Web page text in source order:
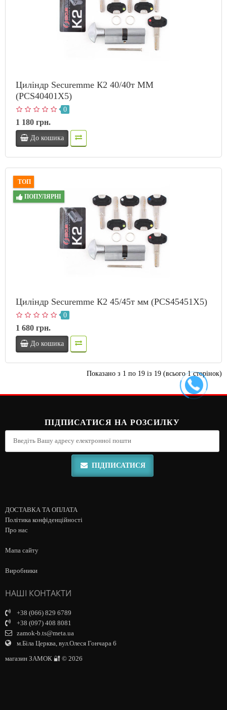
Циліндр Securemme К2 40/40т ММ
(PCS40401X5)
0
1 180 грн.
До кошика
ТОП
ПОПУЛЯРНІ
Циліндр Securemme К2 45/45т мм (PCS45451X5)
0
1 680 грн.
До кошика
Показано з 1 по 19 із 19 (всього 1 сторінок)
ПІДПИСАТИСЯ НА РОЗСИЛКУ
ПІДПИСАТИСЯ
ДОСТАВКА ТА ОПЛАТА
Політика конфіденційності
Про нас
Мапа сайту
Виробники
НАШІ КОНТАКТИ
+38 (066) 829 6789
+38 (097) 408 8081
zamok-b.ts@meta.ua
м.Біла Церква, вул.Олеся Гончара 6
магазин ЗАМОК 🔐 © 2026